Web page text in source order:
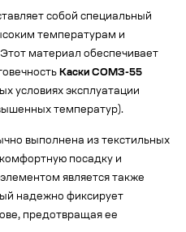
собой специальный
температурам и
материал обеспечивает
Каски СОМЗ-55
условиях эксплуатации
температур).
выполнена из текстильных
посадку и
является также
надежно фиксирует
предотвращая ее